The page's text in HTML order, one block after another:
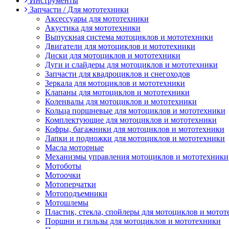
Запчасти / Для мототехники
Аксессуары для мототехники
Акустика для мототехники
Выпускная система мотоциклов и мототехники
Двигатели для мотоциклов и мототехники
Диски для мотоциклов и мототехники
Дуги и слайдеры для мотоциклов и мототехники
Запчасти для квадроциклов и снегоходов
Зеркала для мотоциклов и мототехники
Клапаны для мотоциклов и мототехники
Коленвалы для мотоциклов и мототехники
Кольца поршневые для мотоциклов и мототехники
Комплектующие для мотоциклов и мототехники
Кофры, багажники для мотоциклов и мототехники
Лапки и подножки для мотоциклов и мототехники
Масла моторные
Механизмы управления мотоциклов и мототехники
Мотоботы
Мотоочки
Мотоперчатки
Мотоподъемники
Мотошлемы
Пластик, стекла, спойлеры для мотоциклов и
Поршни и гильзы для мотоциклов и мототехники